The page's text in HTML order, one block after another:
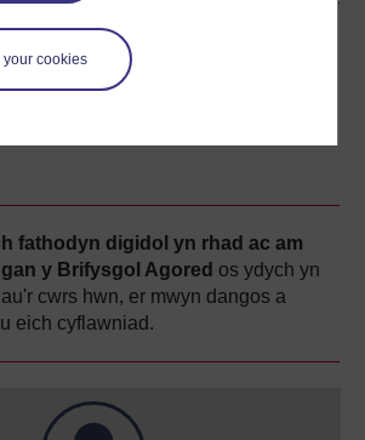
your cookies
cyfranogiad am ddim
fathodyn digidol yn rhad ac am
y Brifysgol Agored os ydych yn
cwrs hwn, er mwyn dangos a
eich cyflawniad.